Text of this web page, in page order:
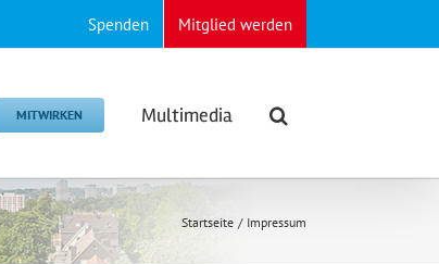
Spenden Mitglied werden
MITWIRKEN Multimedia
Startseite Impressum